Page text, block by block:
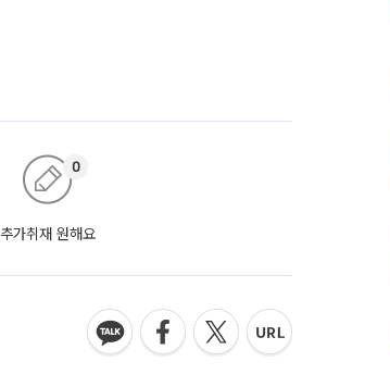
추가취재 원해요
0